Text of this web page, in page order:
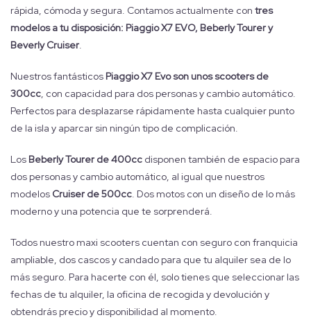
rápida, cómoda y segura. Contamos actualmente con tres
modelos a tu disposición: Piaggio X7 EVO, Beberly Tourer y
Beverly Cruiser.
Nuestros fantásticos Piaggio X7 Evo son unos scooters de
300cc, con capacidad para dos personas y cambio automático.
Perfectos para desplazarse rápidamente hasta cualquier punto
de la isla y aparcar sin ningún tipo de complicación.
Los Beberly Tourer de 400cc disponen también de espacio para
dos personas y cambio automático, al igual que nuestros
modelos Cruiser de 500cc. Dos motos con un diseño de lo más
moderno y una potencia que te sorprenderá.
Todos nuestro maxi scooters cuentan con seguro con franquicia
ampliable, dos cascos y candado para que tu alquiler sea de lo
más seguro. Para hacerte con él, solo tienes que seleccionar las
fechas de tu alquiler, la oficina de recogida y devolución y
obtendrás precio y disponibilidad al momento.